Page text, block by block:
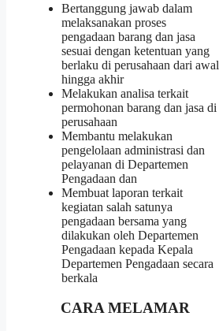
Bertanggung jawab dalam
melaksanakan proses
pengadaan barang dan jasa
sesuai dengan ketentuan yang
berlaku di perusahaan dari awal
hingga akhir
Melakukan analisa terkait
permohonan barang dan jasa di
perusahaan
Membantu melakukan
pengelolaan administrasi dan
pelayanan di Departemen
Pengadaan dan
Membuat laporan terkait
kegiatan salah satunya
pengadaan bersama yang
dilakukan oleh Departemen
Pengadaan kepada Kepala
Departemen Pengadaan secara
berkala
CARA MELAMAR